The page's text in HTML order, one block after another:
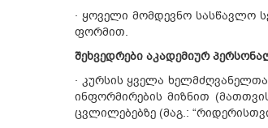
· ყოველი მომდევნო სასწავლო
ფორმით.
შეხვედრები აკადემიურ
· კურსის ყველა
ინფორმირების მიზნით
ცვლილებებზე (მაგ.: